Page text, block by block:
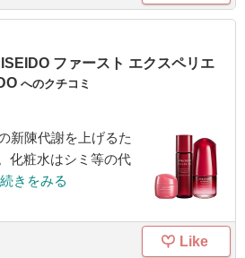
ファースト エクスペリエ
へのクチコミ
新陳代謝を上げるた
化粧水はシミ等の代
きをみる
Like